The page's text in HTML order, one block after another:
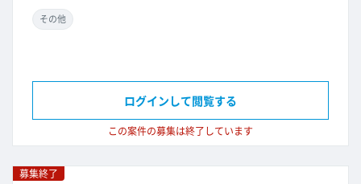
その他
この案件の募集は終了しています
ログインして閲覧する
募集終了